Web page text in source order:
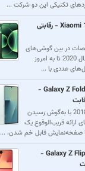
تکنیکی این دو شرکت ...
Xiaomi 17 Pro Max - رقابتی
در بین گوشی‌های
شیائومی از سال 2020 تا به امروز
عددی با ...
سامسونگ Galaxy Z Fold7 -
اواسط سال 2018 با به‌گوش رسیدن
ارائه قریب‌الوقوع یک
صفحه‌نمایش قابل خم شدن، ...
سامسونگ Galaxy Z Flip7 -